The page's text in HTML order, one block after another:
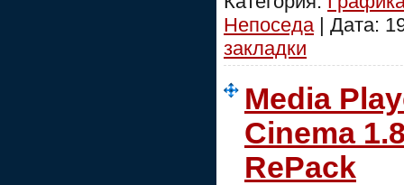
Непоседа | Дата:
закладки
Media
Cinema
RePack